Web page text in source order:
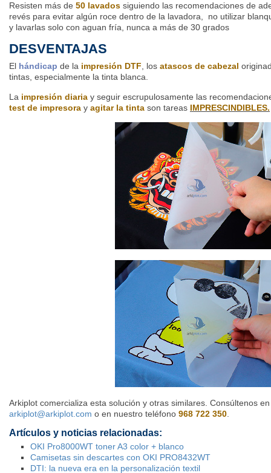
Resisten más de 50 lavados siguiendo las recomendaciones de
revés para evitar algún roce dentro de la lavadora, no utilizar
y lavarlas solo con aguan fría, nunca a más de 30 grados
DESVENTAJAS
El hándicap de la impresión DTF, los atascos de cabezal
tintas, especialmente la tinta blanca.
La impresión diaria y seguir escrupulosamente las
test de impresora y agitar la tinta son tareas IMPRESCINDIBLES.
Arkiplot comercializa esta solución y otras similares. Consúltenos
arkiplot@arkiplot.com o en nuestro teléfono 968 722 350.
Artículos y noticias relacionadas:
OKI Pro8000WT toner A3 color + blanco
Camisetas sin descartes con OKI PRO8432WT
DTI: la nueva era en la personalización textil